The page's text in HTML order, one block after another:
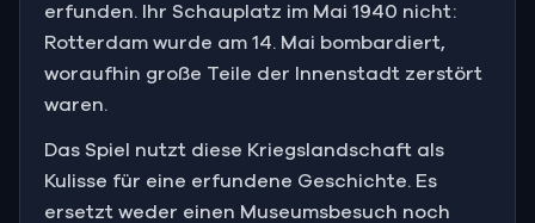
erfunden. Ihr Schauplatz im Mai 1940 nicht:
Rotterdam wurde am 14. Mai bombardiert,
woraufhin große Teile der Innenstadt zerstört
waren.
Das Spiel nutzt diese Kriegslandschaft als
Kulisse für eine erfundene Geschichte. Es
ersetzt weder einen Museumsbesuch noch